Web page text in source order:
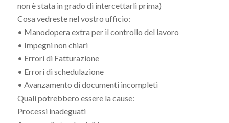
non è stata in grado di intercettarli prima)
Cosa vedreste nel vostro ufficio:
• Manodopera extra per il controllo del lavoro
• Impegni non chiari
• Errori di Fatturazione
• Errori di schedulazione
• Avanzamento di documenti incompleti
Quali potrebbero essere la cause:
Processi inadeguati